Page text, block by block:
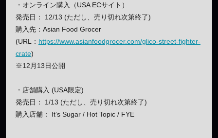
・オンライン購入（USA ECサイト）
発売日： 12/13 (ただし、売り切れ次第終了)
購入先：Asian Food Grocer
(URL： https://www.asianfoodgrocer.com/glico-street-fighter-
crate)
※12月13日公開
・店舗購入 (USA限定)
発売日： 1/13 (ただし、売り切れ次第終了)
購入店舗： It’s Sugar / Hot Topic / FYE